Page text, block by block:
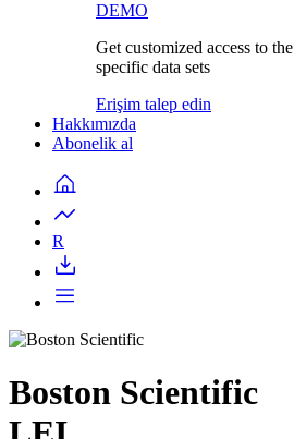
DEMO
Get customized access to the
specific data sets
Erişim talep edin
Hakkımızda
Abonelik al
R
Boston Scientific